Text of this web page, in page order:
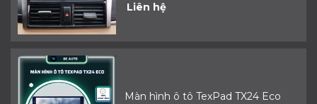
Liên hệ
Màn hình ô tô TexPad TX24 Eco